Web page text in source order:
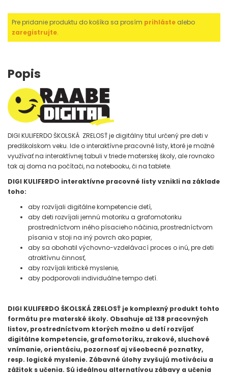
Pre pridanie produktu do košíka sa prosím prihláste alebo
zaregistrujte.
Popis
DIGI KULIFERDO ŠKOLSKÁ ZRELOSŤ je digitálny titul určený pre deti v
predškolskom veku. Ide o interaktívne pracovné listy, ktoré je možné
využívať na interaktívnej tabuli v triede materskej školy, ale rovnako
tak aj doma na počítači, na notebooku, či na tablete.
DIGI KULIFERDO interaktívne pracovné listy vznikli na základe
toho:
aby rozvíjali digitálne kompetencie detí,
aby deti rozvíjali jemnú motoriku a grafomotoriku
prostredníctvom iného písacieho náčinia, prostredníctvom
písania v stoji na iný povrch ako papier,
aby sa obohatil výchovno-vzdelávací proces o inú, pre deti
atraktívnu činnosť,
aby rozvíjali kritické myslenie,
aby podporovali individuálne tempo detí.
DIGI KULIFERDO ŠKOLSKÁ ZRELOSŤ je komplexný produkt tohto
formátu pre materské školy. Obsahuje až 138 pracovných
listov, prostredníctvom ktorých možno u detí rozvíjať
digitálne kompetencie, grafomotoriku, zrakové, sluchové
vnímanie, orientáciu, pozornosť aj všeobecné poznatky,
resp. logické myslenie. Zábavné úlohy zvyšujú motiváciu a
zážitok s učenia. Sú ideálnou alternatívou zábavy a učenia